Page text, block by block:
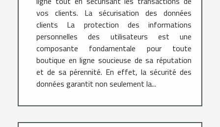
vos clients. La sécurisation des données
clients La protection des informations
personnelles des utilisateurs est une
composante fondamentale pour toute
boutique en ligne soucieuse de sa réputation
et de sa pérennité. En effet, la sécurité des
données garantit non seulement la...